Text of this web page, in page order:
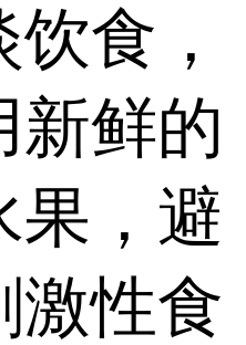
食，
新鲜的
果，避
激性食